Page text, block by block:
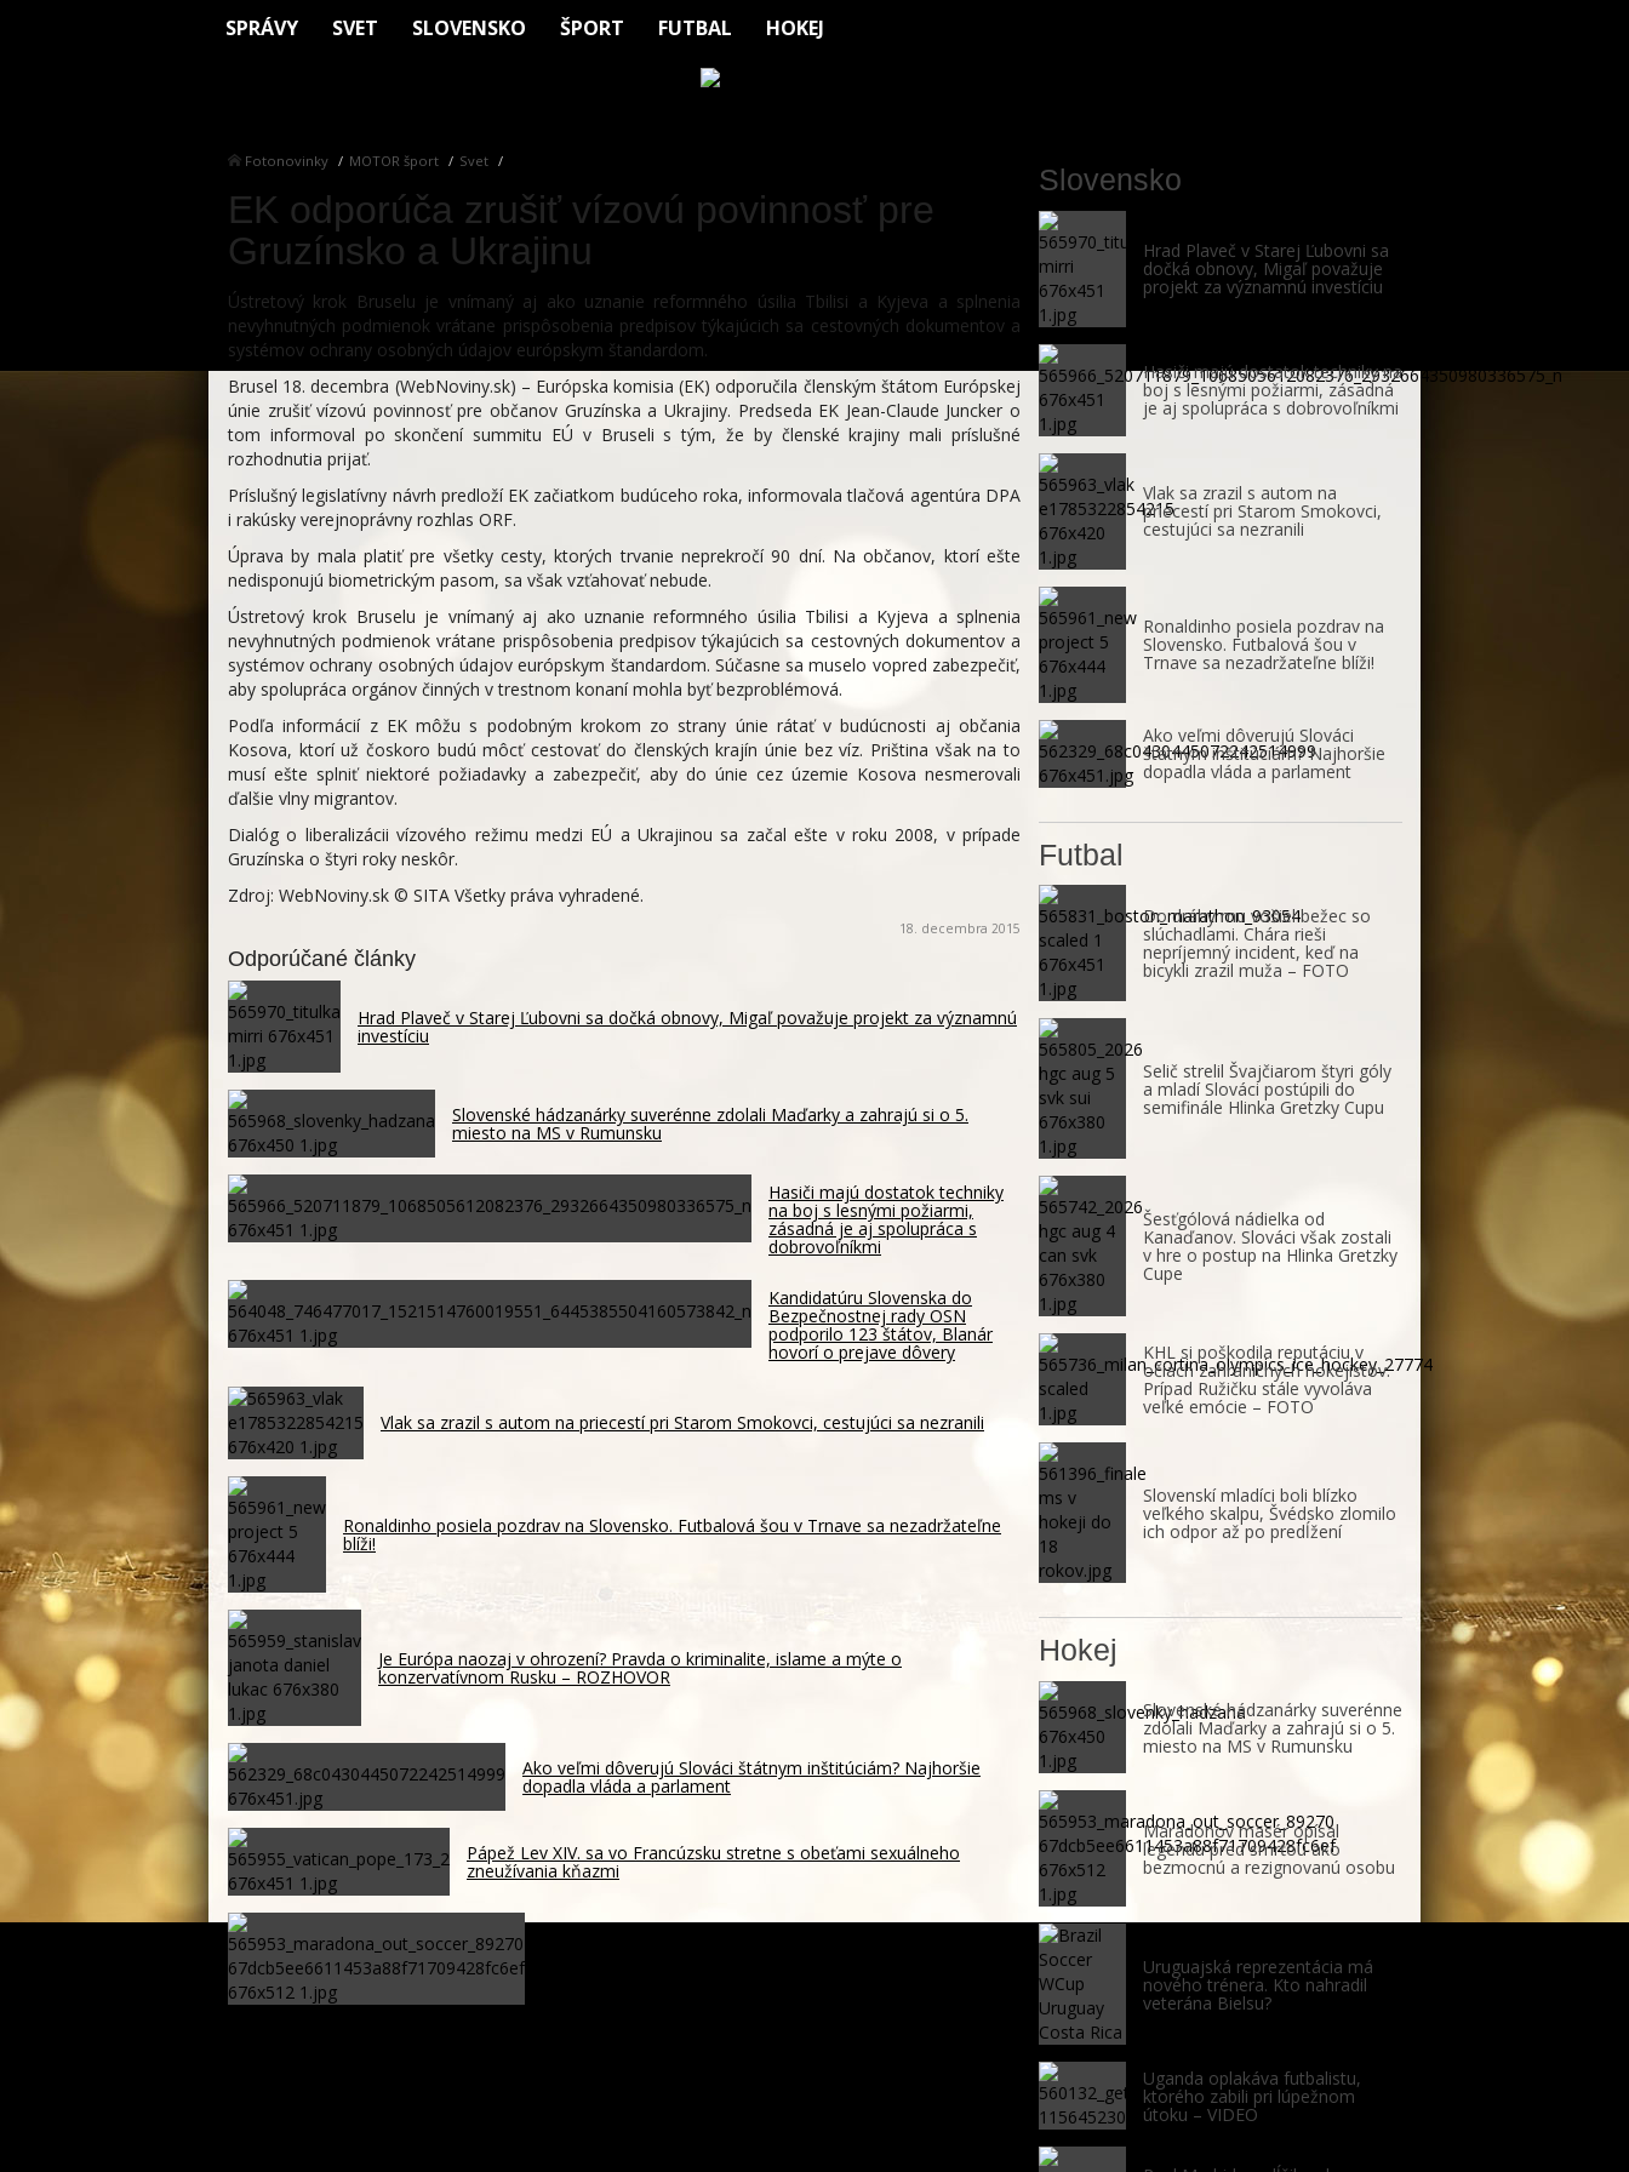
SPRÁVY SVET SLOVENSKO ŠPORT FUTBAL HOKEJ
Fotonovinky MOTOR šport Svet
EK odporúča zrušiť vízovú povinnosť pre
Gruzínsko a Ukrajinu
Ústretový krok Bruselu je vnímaný aj ako uznanie reformného úsilia Tbilisi a Kyjeva a splnenia
nevyhnutných podmienok vrátane prispôsobenia predpisov týkajúcich sa cestovných dokumentov a
systémov ochrany osobných údajov európskym štandardom.
Brusel 18. decembra (WebNoviny.sk) – Európska komisia (EK) odporučila členským štátom Európskej
únie zrušiť vízovú povinnosť pre občanov Gruzínska a Ukrajiny. Predseda EK Jean-Claude Juncker o
tom informoval po skončení summitu EÚ v Bruseli s tým, že by členské krajiny mali príslušné
rozhodnutia prijať.
Príslušný legislatívny návrh predloží EK začiatkom budúceho roka, informovala tlačová agentúra DPA
i rakúsky verejnoprávny rozhlas ORF.
Úprava by mala platiť pre všetky cesty, ktorých trvanie neprekročí 90 dní. Na občanov, ktorí ešte
nedisponujú biometrickým pasom, sa však vzťahovať nebude.
Ústretový krok Bruselu je vnímaný aj ako uznanie reformného úsilia Tbilisi a Kyjeva a splnenia
nevyhnutných podmienok vrátane prispôsobenia predpisov týkajúcich sa cestovných dokumentov a
systémov ochrany osobných údajov európskym štandardom. Súčasne sa muselo vopred zabezpečiť,
aby spolupráca orgánov činných v trestnom konaní mohla byť bezproblémová.
Podľa informácií z EK môžu s podobným krokom zo strany únie rátať v budúcnosti aj občania
Kosova, ktorí už čoskoro budú môcť cestovať do členských krajín únie bez víz. Priština však na to
musí ešte splniť niektoré požiadavky a zabezpečiť, aby do únie cez územie Kosova nesmerovali
ďalšie vlny migrantov.
Dialóg o liberalizácii vízového režimu medzi EÚ a Ukrajinou sa začal ešte v roku 2008, v prípade
Gruzínska o štyri roky neskôr.
Zdroj: WebNoviny.sk © SITA Všetky práva vyhradené.
18. decembra 2015
Odporúčané články
Hrad Plaveč v Starej Ľubovni sa dočká obnovy, Migaľ považuje projekt za významnú
investíciu
Slovenské hádzanárky suverénne zdolali Maďarky a zahrajú si o 5.
miesto na MS v Rumunsku
Hasiči majú dostatok techniky
na boj s lesnými požiarmi,
zásadná je aj spolupráca s
dobrovoľníkmi
Kandidatúru Slovenska do
Bezpečnostnej rady OSN
podporilo 123 štátov, Blanár
hovorí o prejave dôvery
Vlak sa zrazil s autom na priecestí pri Starom Smokovci, cestujúci sa nezranili
Ronaldinho posiela pozdrav na Slovensko. Futbalová šou v Trnave sa nezadržateľne
blíži!
Je Európa naozaj v ohrození? Pravda o kriminalite, islame a mýte o
konzervatívnom Rusku – ROZHOVOR
Ako veľmi dôverujú Slováci štátnym inštitúciám? Najhoršie
dopadla vláda a parlament
Pápež Lev XIV. sa vo Francúzsku stretne s obeťami sexuálneho
zneužívania kňazmi
Slovensko
Hrad Plaveč v Starej Ľubovni sa
dočká obnovy, Migaľ považuje
projekt za významnú investíciu
Hasiči majú dostatok techniky na
boj s lesnými požiarmi, zásadná
je aj spolupráca s dobrovoľníkmi
Vlak sa zrazil s autom na
priecestí pri Starom Smokovci,
cestujúci sa nezranili
Ronaldinho posiela pozdrav na
Slovensko. Futbalová šou v
Trnave sa nezadržateľne blíži!
Ako veľmi dôverujú Slováci
štátnym inštitúciám? Najhoršie
dopadla vláda a parlament
Futbal
Do dráhy mu vošiel bežec so
slúchadlami. Chára rieši
nepríjemný incident, keď na
bicykli zrazil muža – FOTO
Selič strelil Švajčiarom štyri góly
a mladí Slováci postúpili do
semifinále Hlinka Gretzky Cupu
Šesťgólová nádielka od
Kanaďanov. Slováci však zostali
v hre o postup na Hlinka Gretzky
Cupe
KHL si poškodila reputáciu v
očiach zahraničných hokejistov.
Prípad Ružičku stále vyvoláva
veľké emócie – FOTO
Slovenskí mladíci boli blízko
veľkého skalpu, Švédsko zlomilo
ich odpor až po predĺžení
Hokej
Slovenské hádzanárky suverénne
zdolali Maďarky a zahrajú si o 5.
miesto na MS v Rumunsku
Maradonov masér opísal
legendu pred smrťou ako
bezmocnú a rezignovanú osobu
Uruguajská reprezentácia má
nového trénera. Kto nahradil
veterána Bielsu?
Uganda oplakáva futbalistu,
ktorého zabili pri lúpežnom
útoku – VIDEO